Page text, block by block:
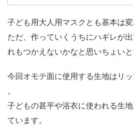
子ども用大人用マスクとも基本は変
ただ、作っていくうちにハギレが
れもつかえないかなと思いちょいと
今回オモテ面に使用する生地はリ
。
子どもの甚平や浴衣に使われる生
ています。